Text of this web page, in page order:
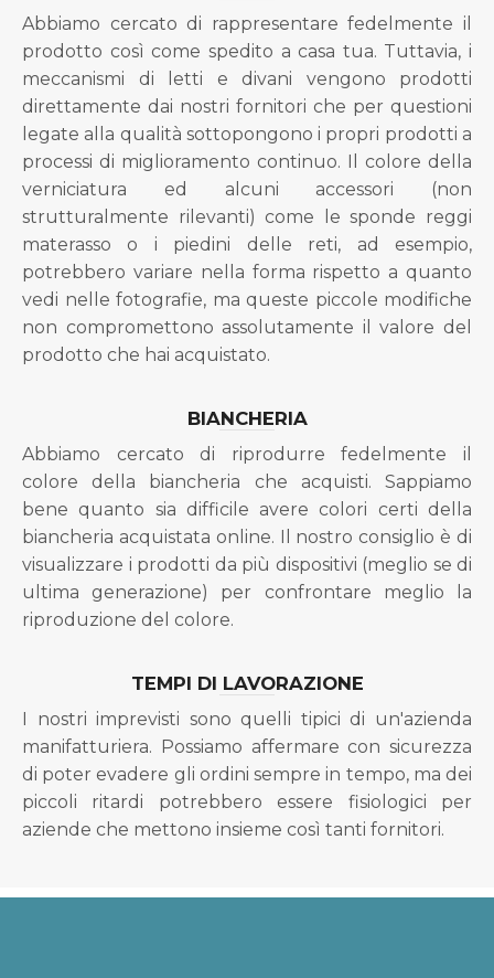
Abbiamo cercato di rappresentare fedelmente il
prodotto così come spedito a casa tua. Tuttavia, i
meccanismi di letti e divani vengono prodotti
direttamente dai nostri fornitori che per questioni
legate alla qualità sottopongono i propri prodotti a
processi di miglioramento continuo. Il colore della
verniciatura ed alcuni accessori (non
strutturalmente rilevanti) come le sponde reggi
materasso o i piedini delle reti, ad esempio,
potrebbero variare nella forma rispetto a quanto
vedi nelle fotografie, ma queste piccole modifiche
non compromettono assolutamente il valore del
prodotto che hai acquistato.
BIANCHERIA
Abbiamo cercato di riprodurre fedelmente il
colore della biancheria che acquisti. Sappiamo
bene quanto sia difficile avere colori certi della
biancheria acquistata online. Il nostro consiglio è di
visualizzare i prodotti da più dispositivi (meglio se di
ultima generazione) per confrontare meglio la
riproduzione del colore.
TEMPI DI LAVORAZIONE
I nostri imprevisti sono quelli tipici di un'azienda
manifatturiera. Possiamo affermare con sicurezza
di poter evadere gli ordini sempre in tempo, ma dei
piccoli ritardi potrebbero essere fisiologici per
aziende che mettono insieme così tanti fornitori.